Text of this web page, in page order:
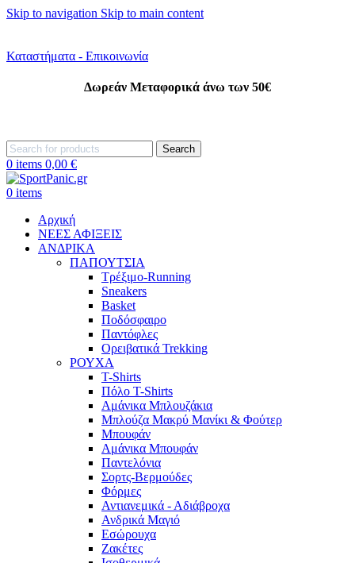
Skip to navigation Skip to main content
Καταστήματα - Επικοινωνία
Δωρεάν Μεταφορικά άνω των 50€
Search
0 items 0,00 €
0 items
Αρχική
ΝΕΕΣ ΑΦΙΞΕΙΣ
AΝΔΡΙΚΑ
ΠΑΠΟΥΤΣΙΑ
Τρέξιμο-Running
Sneakers
Basket
Ποδόσφαιρο
Παντόφλες
Ορειβατικά Trekking
ΡΟΥΧΑ
T-Shirts
Πόλο T-Shirts
Αμάνικα Μπλουζάκια
Μπλούζα Μακρύ Μανίκι & Φούτερ
Μπουφάν
Αμάνικα Μπουφάν
Παντελόνια
Σορτς-Βερμούδες
Φόρμες
Αντιανεμικά - Αδιάβροχα
Ανδρικά Μαγιό
Εσώρουχα
Ζακέτες